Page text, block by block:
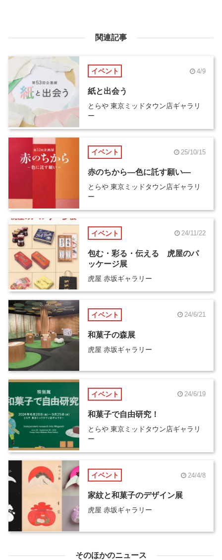
関連記事
イベント 4/9
紙と出会う
とらや 東京ミッドタウン店ギャラリ
ー
イベント 25/10/15
赤のちから―色に託す願い―
とらや 東京ミッドタウン店ギャラリ
ー
イベント 24/11/22
包む・彩る・伝える 虎屋のパ
ッケージ展
虎屋 赤坂ギャラリー
イベント 24/6/21
和菓子の森展
虎屋 赤坂ギャラリー
イベント 24/6/19
和菓子で自由研究！
とらや 東京ミッドタウン店ギャラリ
ー
イベント 24/4/8
家紋と和菓子のデザイン展
虎屋 赤坂ギャラリー
そのほかのニュース